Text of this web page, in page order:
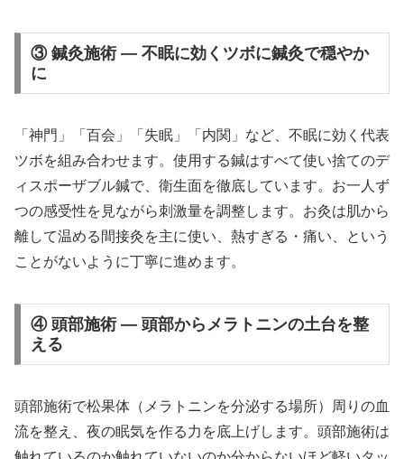
③ 鍼灸施術 — 不眠に効くツボに鍼灸で穏やか
に
「神門」「百会」「失眠」「内関」など、不眠に効く代表
ツボを組み合わせます。使用する鍼はすべて使い捨てのデ
ィスポーザブル鍼で、衛生面を徹底しています。お一人ず
つの感受性を見ながら刺激量を調整します。お灸は肌から
離して温める間接灸を主に使い、熱すぎる・痛い、という
ことがないように丁寧に進めます。
④ 頭部施術 — 頭部からメラトニンの土台を整
える
頭部施術で松果体（メラトニンを分泌する場所）周りの血
流を整え、夜の眠気を作る力を底上げします。頭部施術は